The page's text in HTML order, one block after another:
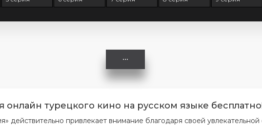
онлайн турецкого кино на русском языке
действительно привлекает внимание благодаря своей